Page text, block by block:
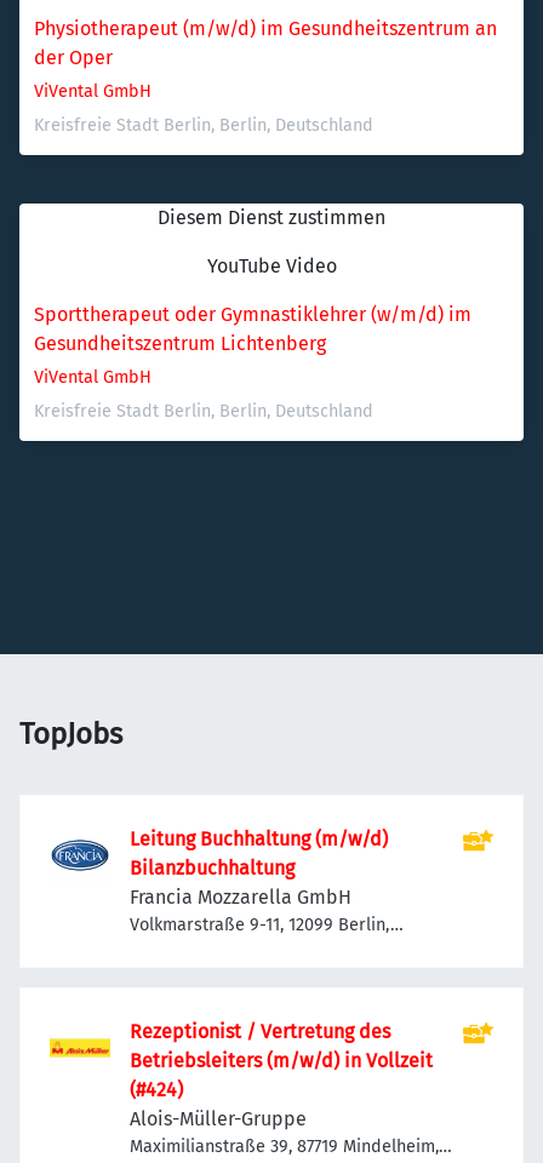
Physiotherapeut (m/w/d) im Gesundheitszentrum an
der Oper
ViVental GmbH
Kreisfreie Stadt Berlin, Berlin, Deutschland
Diesem Dienst zustimmen
YouTube Video
Sporttherapeut oder Gymnastiklehrer (w/m/d) im
Gesundheitszentrum Lichtenberg
ViVental GmbH
Kreisfreie Stadt Berlin, Berlin, Deutschland
TopJobs
Leitung Buchhaltung (m/w/d)
Bilanzbuchhaltung
Francia Mozzarella GmbH
Volkmarstraße 9-11, 12099 Berlin,
Rezeptionist / Vertretung des
Betriebsleiters (m/w/d) in Vollzeit
(#424)
Alois-Müller-Gruppe
Maximilianstraße 39, 87719 Mindelheim,